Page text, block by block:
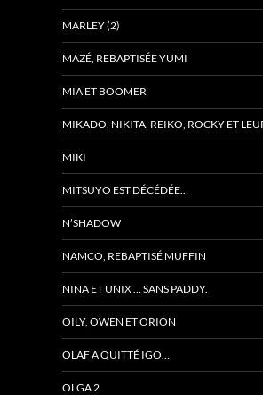
MARLEY (2)
MAZÉ, REBAPTISÉE YUMI
MIA ET BOOMER
MIKADO, NIKITA, REIKO, ROCKY ET
MIKI
MITSUYO EST DÉCÉDÉE…
N’SHADOW
NAMCO, REBAPTISÉ MUFFIN
NINA ET UNIX … SANS PADDY.
OILY, OWEN ET ORION
OLAF A QUITTÉ IGO…
OLGA 2